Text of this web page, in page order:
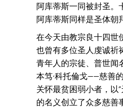
阿库蒂斯一同被封圣。
阿库蒂斯同样是圣体朝
在今天由教宗良十四世
也曾有多位圣人虔诚祈
青年人的宗徒、普世闻
本笃·科托倫戈——慈善
关怀最贫困弱小者，以“
的名义创立了众多慈善